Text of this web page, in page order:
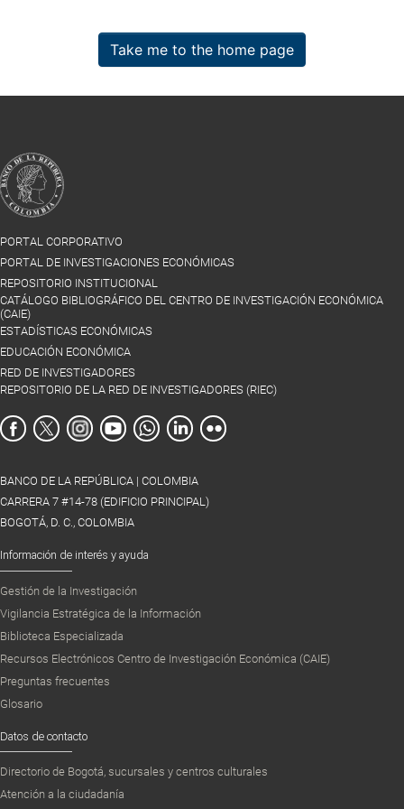
Take me to the home page
PORTAL CORPORATIVO
PORTAL DE INVESTIGACIONES ECONÓMICAS
REPOSITORIO INSTITUCIONAL
CATÁLOGO BIBLIOGRÁFICO DEL CENTRO DE INVESTIGACIÓN ECONÓMICA
(CAIE)
ESTADÍSTICAS ECONÓMICAS
EDUCACIÓN ECONÓMICA
RED DE INVESTIGADORES
REPOSITORIO DE LA RED DE INVESTIGADORES (RIEC)
BANCO DE LA REPÚBLICA | COLOMBIA
CARRERA 7 #14-78 (EDIFICIO PRINCIPAL)
BOGOTÁ, D. C., COLOMBIA
Información de interés y ayuda
Gestión de la Investigación
Vigilancia Estratégica de la Información
Biblioteca Especializada
Recursos Electrónicos Centro de Investigación Económica (CAIE)
Preguntas frecuentes
Glosario
Datos de contacto
Directorio de Bogotá, sucursales y centros culturales
Atención a la ciudadanía